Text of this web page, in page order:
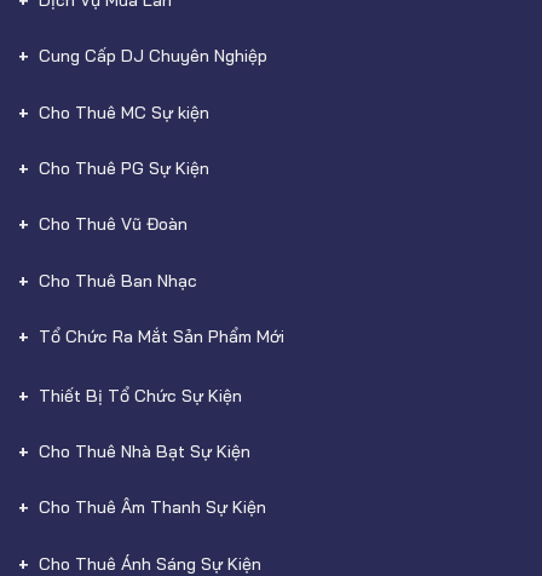
Cung Cấp DJ Chuyên Nghiệp
Cho Thuê MC Sự kiện
Cho Thuê PG Sự Kiện
Cho Thuê Vũ Đoàn
Cho Thuê Ban Nhạc
Tổ Chức Ra Mắt Sản Phẩm Mới
Thiết Bị Tổ Chức Sự Kiện
Cho Thuê Nhà Bạt Sự Kiện
Cho Thuê Âm Thanh Sự Kiện
Cho Thuê Ánh Sáng Sự Kiện